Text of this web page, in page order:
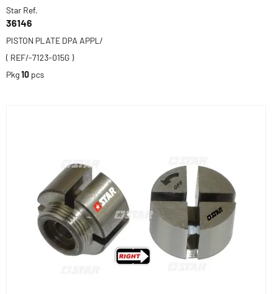
Star Ref.
36146
PISTON PLATE DPA APPL/
( REF/-7123-015G )
Pkg10 pcs